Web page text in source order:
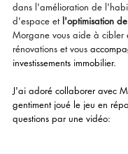
dans l'amélioration de
d'espace et l'optimisation
Morgane vous aide à cibler
rénovations et vous
investissements immobilier.
J'ai adoré collaborer avec
gentiment joué le jeu en
questions par une vidéo: